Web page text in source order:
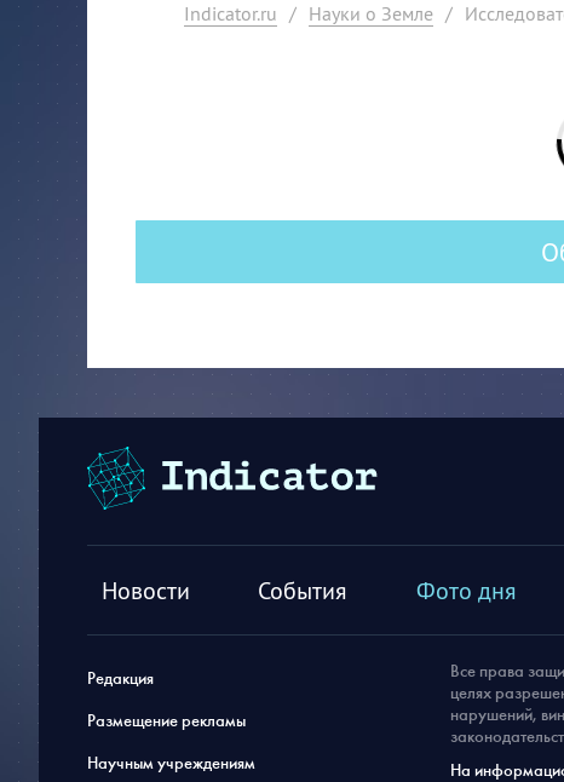
Indicator.ru / Науки о Земле /
Новости События Фото дня
Редакция
Размещение рекламы
Научным учреждениям
Все права
целях
нарушений,
На